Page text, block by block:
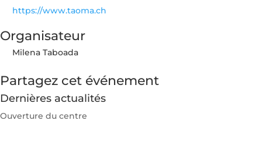
https://www.taoma.ch
Organisateur
Milena Taboada
Partagez cet événement
Dernières actualités
Ouverture du centre